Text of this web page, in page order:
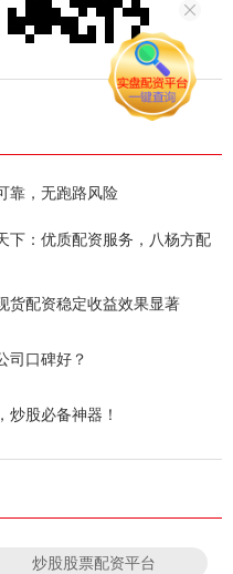
靠，无跑路风险
下：优质配资服务，八杨方配
货配资稳定收益效果显著
司口碑好？
股必备神器！
炒股股票配资平台